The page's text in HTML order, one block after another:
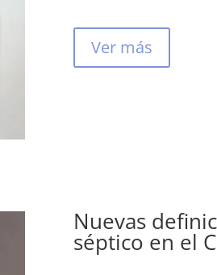
Ver más
Nuevas
séptico en el